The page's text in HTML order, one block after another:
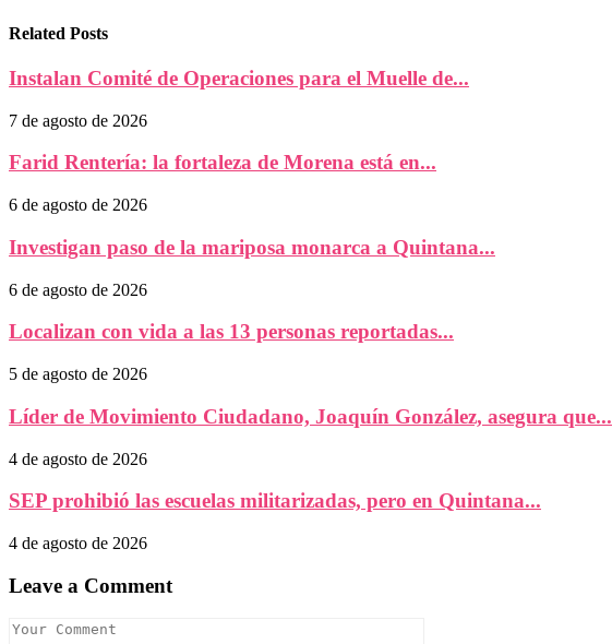
Related Posts
Instalan Comité de Operaciones para el Muelle de...
7 de agosto de 2026
Farid Rentería: la fortaleza de Morena está en...
6 de agosto de 2026
Investigan paso de la mariposa monarca a Quintana...
6 de agosto de 2026
Localizan con vida a las 13 personas reportadas...
5 de agosto de 2026
Líder de Movimiento Ciudadano, Joaquín González, asegura que...
4 de agosto de 2026
SEP prohibió las escuelas militarizadas, pero en Quintana...
4 de agosto de 2026
Leave a Comment